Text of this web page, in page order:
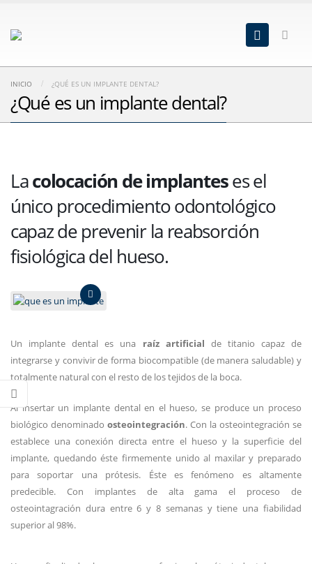
INICIO ¿QUÉ ES UN IMPLANTE DENTAL?
¿Qué es un implante dental?
Lacolocación de implanteses el
único procedimiento odontológico
capaz de prevenir la reabsorción
fisiológica del hueso.
Un implante dental es una raíz artificial de titanio capaz de
integrarse y convivir de forma biocompatible (de manera saludable) y
totalmente natural con el resto de los tejidos de la boca.
Al insertar un implante dental en el hueso, se produce un proceso
biológico denominado osteointegración. Con la osteointegración se
establece una conexión directa entre el hueso y la superficie del
implante, quedando éste firmemente unido al maxilar y preparado
para soportar una prótesis. Éste es fenómeno es altamente
predecible. Con implantes de alta gama el proceso de
osteointagración dura entre 6 y 8 semanas y tiene una fiabilidad
superior al 98%.